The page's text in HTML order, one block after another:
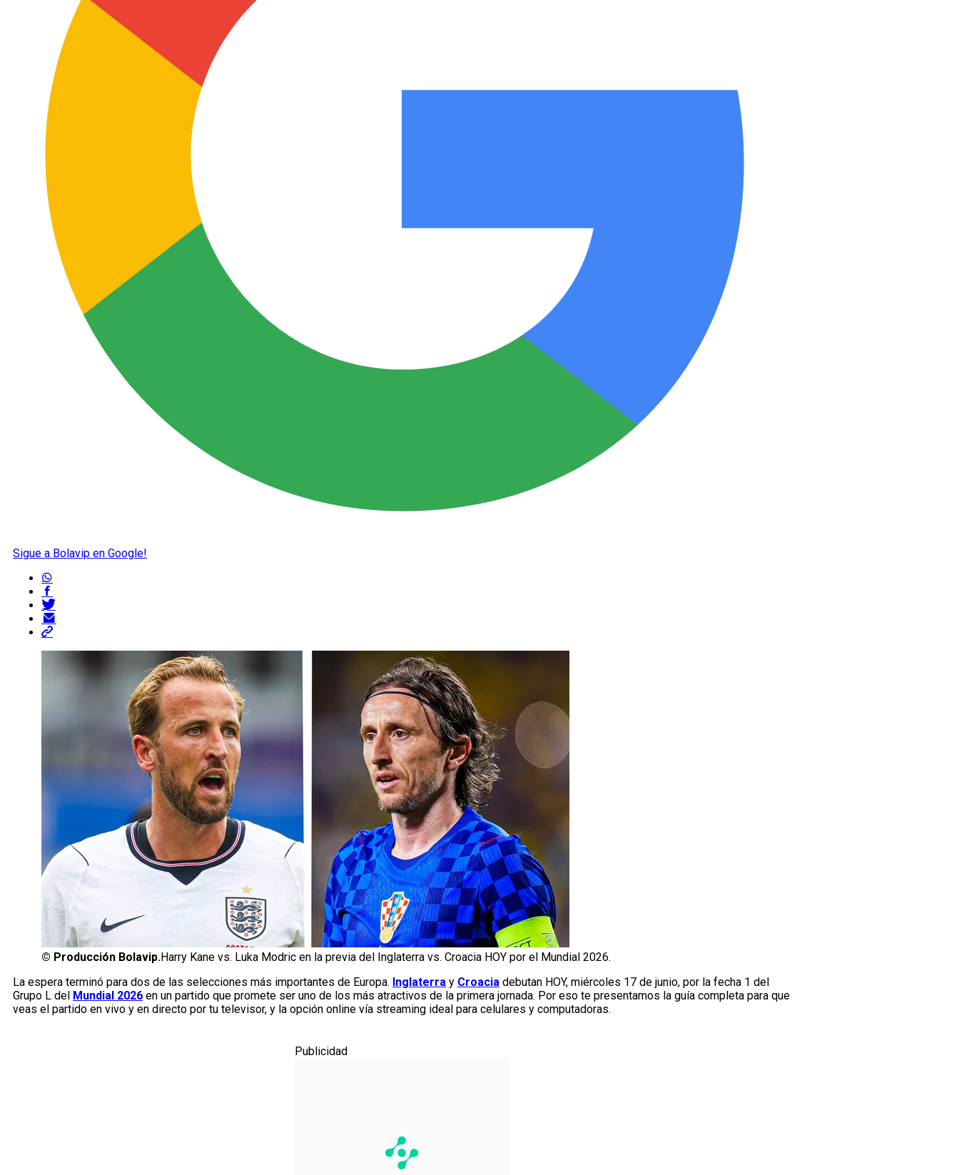
Sigue a Bolavip en Google!
© Producción Bolavip.Harry Kane vs. Luka Modric en la previa del Inglaterra vs. Croacia HOY por el Mundial 2026.
La espera terminó para dos de las selecciones más importantes de Europa. Inglaterra y Croacia debutan HOY, miércoles 17 de junio, por la fecha 1 del
Grupo L del Mundial 2026 en un partido que promete ser uno de los más atractivos de la primera jornada. Por eso te presentamos la guía completa para que
veas el partido en vivo y en directo por tu televisor, y la opción online vía streaming ideal para celulares y computadoras.
Publicidad